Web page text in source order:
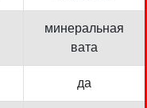
минеральная
вата
да